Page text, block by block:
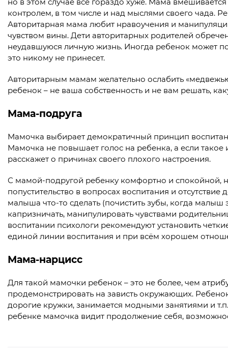
но в этом случае всё гораздо хуже. Мама
контролем, в том числе и над мыслями своего чада.
Авторитарная мама любит нравоучения и
чувством вины. Дети авторитарных родителей
неудавшуюся личную жизнь. Иногда ребенок может
это никому не принесет.
Авторитарным мамам желательно ослабить
ребенок – не ваша собственность и не вам решать,
Мама-подруга
Мамочка выбирает демократичный принцип
Мамочка не повышает голос на ребенка, а если такое
расскажет о причинах своего плохого настроения.
С мамой-подругой ребенку комфортно и спокойной,
попустительство в вопросах воспитания и отсутствие
малыша что-то сделать (почистить зубы, когда малыш
капризничать, манипулировать чувствами
воспитании психологи рекомендуют установить
единой линии воспитания и при всём хорошем
Мама-нарцисс
Для такой мамочки ребенок – это не более, чем
продемонстрировать на зависть окружающих.
дорогие кружки, занимается модными занятиями и
ребенке мамочка видит продолжение себя,